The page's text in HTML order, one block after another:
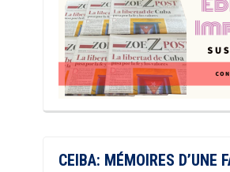
CEIBA: MÉMOIRES D’UNE